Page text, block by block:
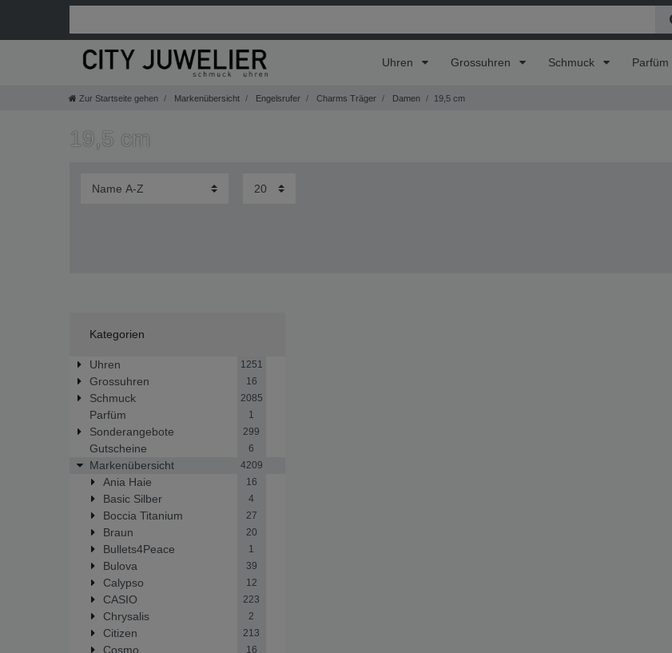
Uhren Grossuhren Schmuck Parfüm
Zur Startseite gehen Markenübersicht Engelsrufer Charms Träger Damen 19,5 cm
19,5 cm
Kategorien
Uhren 1251
Grossuhren 16
Schmuck 2085
Parfüm 1
Sonderangebote 299
Gutscheine 6
Markenübersicht 4209
Ania Haie 16
Basic Silber 4
Boccia Titanium 27
Braun 20
Bullets4Peace 1
Bulova 39
Calypso 12
CASIO 223
Chrysalis 2
Citizen 213
Cosmo 16